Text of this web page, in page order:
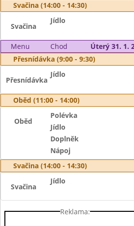
Svačina (14:00 - 14:30)
Svačina
Jídlo
Menu Chod
Úterý 31. 1.
Přesnídávka (9:00 - 9:30)
Přesnídávka
Jídlo
Oběd (11:00 - 14:00)
Oběd
Polévka
Jídlo
Doplněk
Nápoj
Svačina (14:00 - 14:30)
Svačina
Jídlo
Reklama: